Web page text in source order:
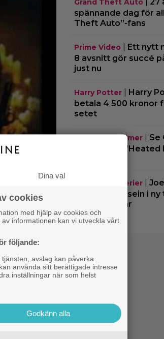
Grand Theft Auto
spännande dag för
Theft Auto”-fans
Prime Video
Ett nytt
8 avsnitt gör succé
just nu
Harry Potter| Harry
betala 4 500 kronor
setet
Kommande filmer| Se
Storrie från ”Heated
Kommande serier|
Saddam Hussein i
se trailern här
Dina val
cookies
med hjälp av cookies och
informationen kan vi utveckla vårt
följande:
avslag kan påverka
använda sitt berättigade intresse
inställningar när som helst
Godkänn alla